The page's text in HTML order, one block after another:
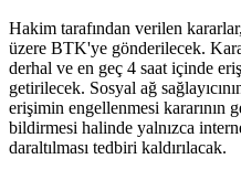
Hakim tarafından verilen
üzere BTK'ye gönderilecek.
derhal ve en geç 4 saat içinde
getirilecek. Sosyal ağ
erişimin engellenmesi
bildirmesi halinde yalnızca
daraltılması tedbiri kaldırılacak.